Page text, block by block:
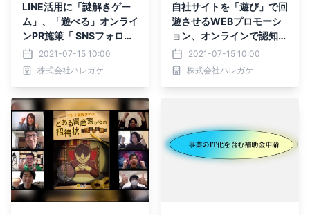
LINE活用に「謎解きゲー
ム」、「遊べる」オンライ
ンPR施策「 SNSフォロワ
ー増加」に効果、LINE謎
解きゲーム制作サービス
2021-07-15 10:00
株式会社ハレガケ
自社サイトを「遊び」で回
遊させるWEBプロモーシ
ョン、オンラインで認知
度・理解度アップ、「WE
B謎解きゲーム」制作サー
ビス
2021-07-15 10:00
株式会社ハレガケ